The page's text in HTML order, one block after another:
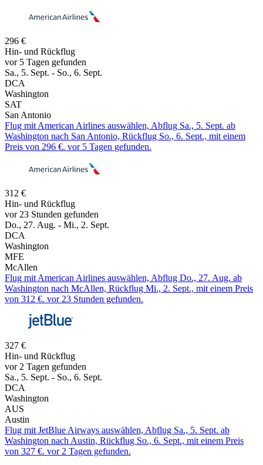
296 €
Hin- und Rückflug
vor 5 Tagen gefunden
Sa., 5. Sept. - So., 6. Sept.
DCA
Washington
SAT
San Antonio
Flug mit American Airlines auswählen, Abflug Sa., 5. Sept. ab
Washington nach San Antonio, Rückflug So., 6. Sept., mit einem
Preis von 296 €. vor 5 Tagen gefunden.
312 €
Hin- und Rückflug
vor 23 Stunden gefunden
Do., 27. Aug. - Mi., 2. Sept.
DCA
Washington
MFE
McAllen
Flug mit American Airlines auswählen, Abflug Do., 27. Aug. ab
Washington nach McAllen, Rückflug Mi., 2. Sept., mit einem Preis
von 312 €. vor 23 Stunden gefunden.
327 €
Hin- und Rückflug
vor 2 Tagen gefunden
Sa., 5. Sept. - So., 6. Sept.
DCA
Washington
AUS
Austin
Flug mit JetBlue Airways auswählen, Abflug Sa., 5. Sept. ab
Washington nach Austin, Rückflug So., 6. Sept., mit einem Preis
von 327 €. vor 2 Tagen gefunden.